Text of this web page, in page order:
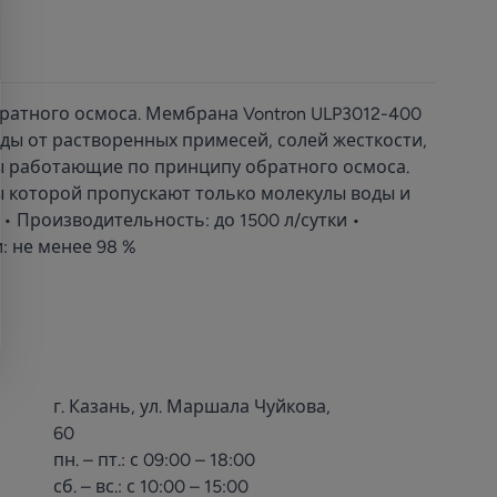
осмоса. Мембрана Vontron ULP3012-400
от растворенных примесей, солей жесткости,
работающие по принципу обратного осмоса.
пропускают только молекулы воды и
Производительность: до 1500 л/сутки •
не менее 98 %
г. Казань, ул. Маршала Чуйкова,
60
пн. – пт.: с 09:00 – 18:00
сб. – вс.: с 10:00 – 15:00